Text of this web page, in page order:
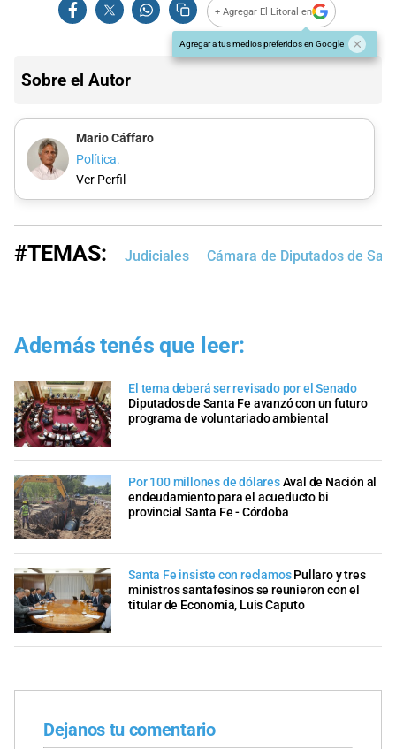
+ Agregar El Litoral en
Agregar a tus medios preferidos en Google
Sobre el Autor
Mario Cáffaro
Política.
Ver Perfil
#TEMAS: Judiciales Cámara de Diputados de
Además tenés que leer:
El tema deberá ser revisado por el Senado
Diputados de Santa Fe avanzó con un futuro
programa de voluntariado ambiental
Por 100 millones de dólaresAval de Nación al
endeudamiento para el acueducto bi
provincial Santa Fe - Córdoba
Santa Fe insiste con reclamos Pullaro y tres
ministros santafesinos se reunieron con el
titular de Economía, Luis Caputo
Dejanos tu comentario